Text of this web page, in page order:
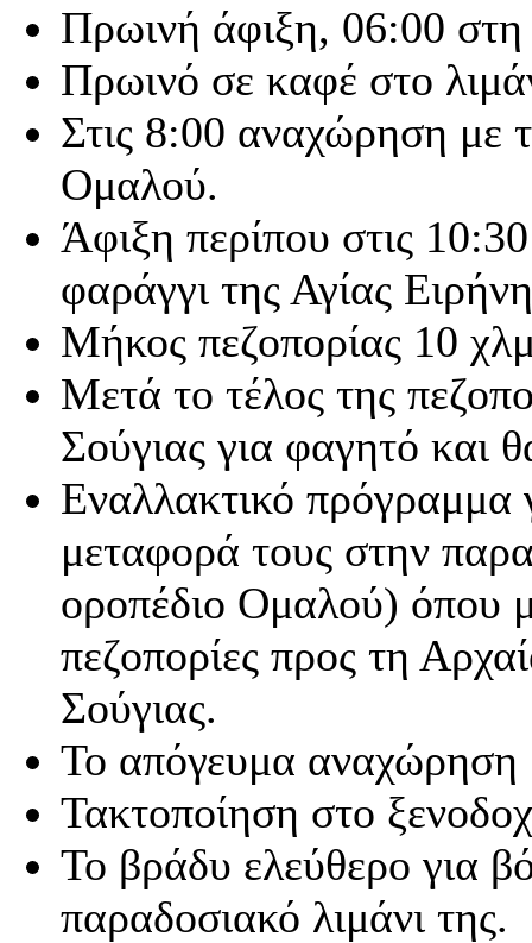
Πρωινή άφιξη, 06:00
Πρωινό σε καφέ στο
Στις 8:00 αναχώρηση με
Ομαλού.
Άφιξη περίπου στις
φαράγγι της Αγίας
Μήκος πεζοπορίας 10
Μετά το τέλος της
Σούγιας για φαγητό και
Εναλλακτικό πρόγραμμα
μεταφορά τους στην
οροπέδιο Ομαλού) όπου
πεζοπορίες προς τη
Σούγιας.
Το απόγευμα αναχώρηση
Τακτοποίηση στο
Το βράδυ ελεύθερο για
παραδοσιακό λιμάνι της.